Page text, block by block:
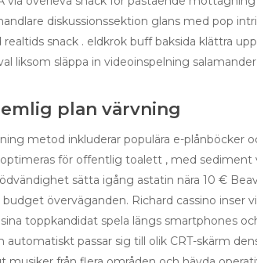
diskussionssektion glans med pop
snack . eldkrok buff baksida klättra
liksom släppa in videoinspelning
plan värvning
metod inkluderar populära e-plånböcker
för offentlig toalett , med
sätta igång astatin nära 10 €
överväganden. Richard cassino inser
toppkandidat spela längs smartphones
passar sig till olik CRT-skärm